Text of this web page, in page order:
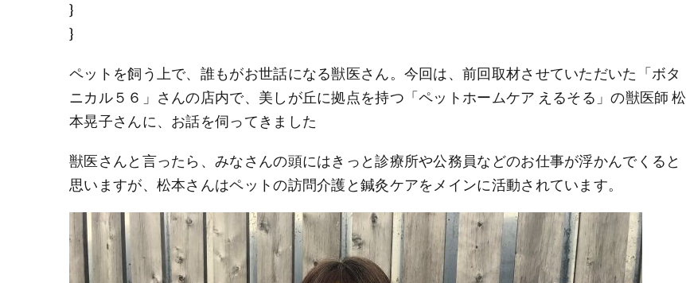
}
}
ペットを飼う上で、誰もがお世話になる獣医さん。今回は、前回取材させていただいた「ボタ
ニカル５６」さんの店内で、美しが丘に拠点を持つ「ペットホームケア えるそる」の獣医師 松
本晃子さんに、お話を伺ってきました
獣医さんと言ったら、みなさんの頭にはきっと診療所や公務員などのお仕事が浮かんでくると
思いますが、松本さんはペットの訪問介護と鍼灸ケアをメインに活動されています。